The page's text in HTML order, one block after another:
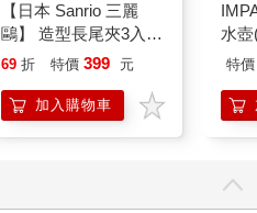
【日本 Sanrio 三麗
鷗】 造型長尾夾3入組
(8款可選) 凱蒂貓 Hello
企鵝
69 折 特價 399 元
加入購物車
水
特價